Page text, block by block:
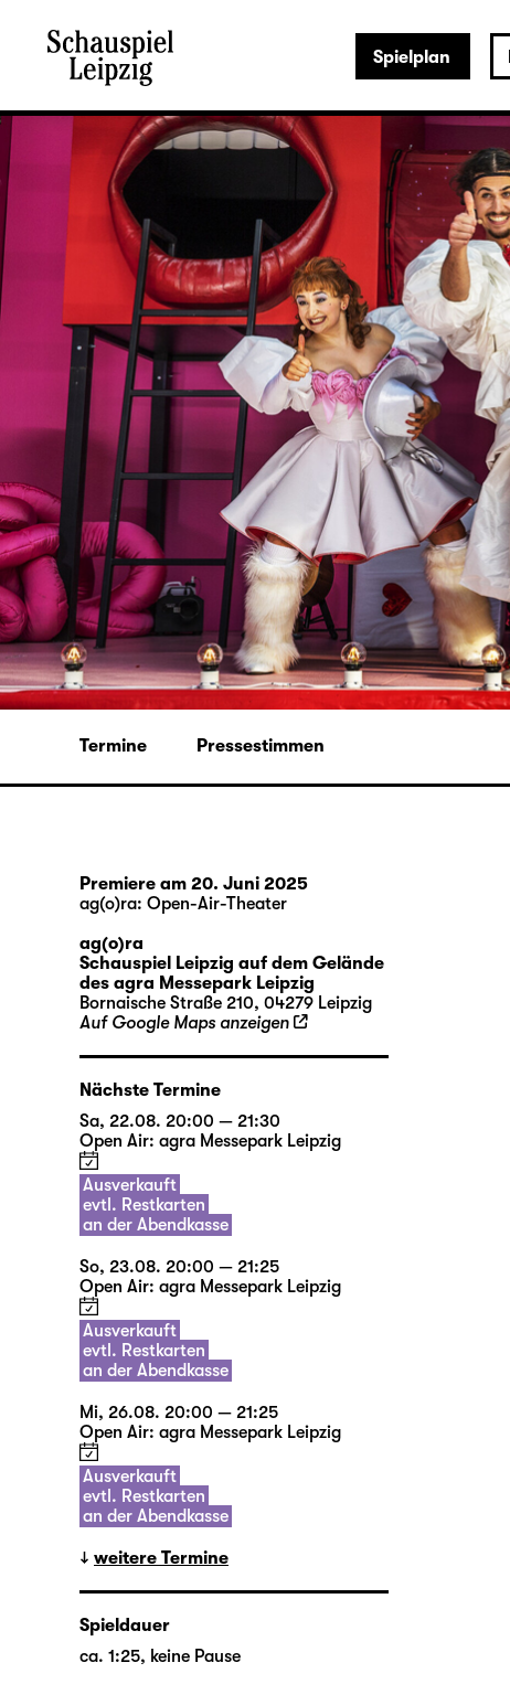
Spielplan
Termine Pressestimmen
Premiere am 20. Juni 2025
ag(o)ra: Open-Air-Theater
ag(o)ra
Schauspiel Leipzig auf dem Gelände
des agra Messepark Leipzig
Bornaische Straße 210, 04279 Leipzig
Auf Google Maps anzeigen
Nächste Termine
Sa, 22.08. 20:00 — 21:30
Open Air: agra Messepark Leipzig
Ausverkauft
evtl. Restkarten
an der Abendkasse
So, 23.08. 20:00 — 21:25
Open Air: agra Messepark Leipzig
Ausverkauft
evtl. Restkarten
an der Abendkasse
Mi, 26.08. 20:00 — 21:25
Open Air: agra Messepark Leipzig
Ausverkauft
evtl. Restkarten
an der Abendkasse
weitere Termine
Spieldauer
ca. 1:25, keine Pause